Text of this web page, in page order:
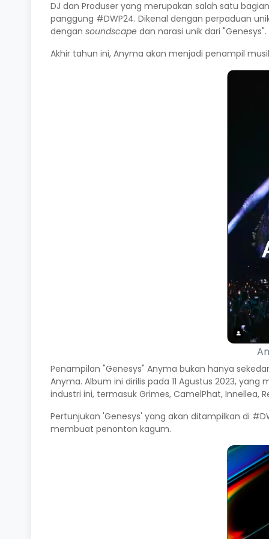
DJ dan Produser yang merupakan salah satu
panggung #DWP24. Dikenal dengan perpaduan
dengan soundscape dan narasi unik dari "Genesys".
Akhir tahun ini, Anyma akan menjadi penampil
Penampilan "Genesys" Anyma bukan hanya
Anyma. Album ini dirilis pada 11 Agustus 2023,
industri ini, termasuk Grimes, CamelPhat, Innellea,
Pertunjukan 'Genesys' yang akan ditampilkan di
membuat penonton kagum.